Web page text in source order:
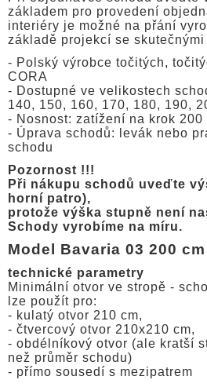
základem pro provedení
interiéry je možné na přání
základě projekcí se
- Polský výrobce točitých,
CORA
- Dostupné ve velikostech
140, 150, 160, 170, 180, 190,
- Nosnost: zatížení na krok 200
- Úprava schodů: levák nebo
schodu
Pozornost !!!
Při nákupu schodů uveďte
horní patro),
protože výška stupně není
Schody vyrobíme na míru.
Model Bavaria 03 200 cm
technické parametry
Minimální otvor ve stropě -
lze použít pro:
- kulatý otvor 210 cm,
- čtvercový otvor 210x210 cm,
- obdélníkový otvor (ale kratší
než průměr schodu)
- přímo sousedí s mezipatrem